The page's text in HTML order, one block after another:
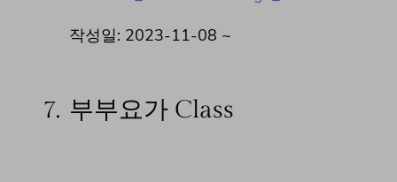
작성일: 2023-11-08 ~
7. 부부요가 Class